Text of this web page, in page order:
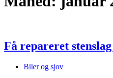
Få repareret
Biler og sjov